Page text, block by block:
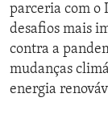
parceria com o
desafios mais
contra a
mudanças
energia